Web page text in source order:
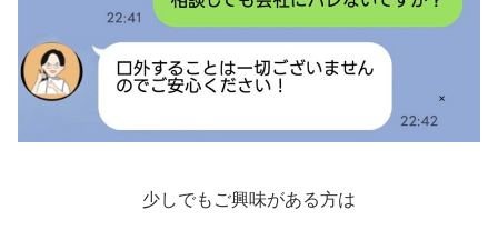
少しでもご興味がある方は